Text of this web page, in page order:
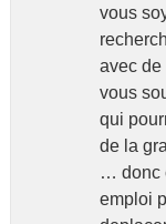
vous
avec de
vous
qui
de la
… donc
emploi